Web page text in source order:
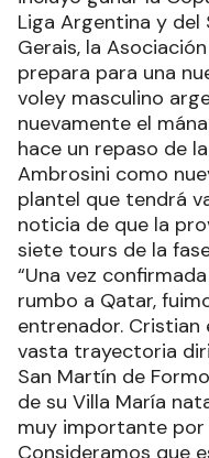
Después de una
incluyó ganar la
Liga Argentina y del
Gerais, la
prepara para una
voley masculino